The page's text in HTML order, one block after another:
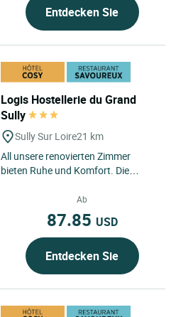
Entdecken Sie
Logis Hostellerie du Grand
Sully
Sully Sur Loire21 km
All unsere renovierten Zimmer
bieten Ruhe und Komfort. Die
Minister von Henri IV., auf den...
Ab
87.85 USD
Entdecken Sie